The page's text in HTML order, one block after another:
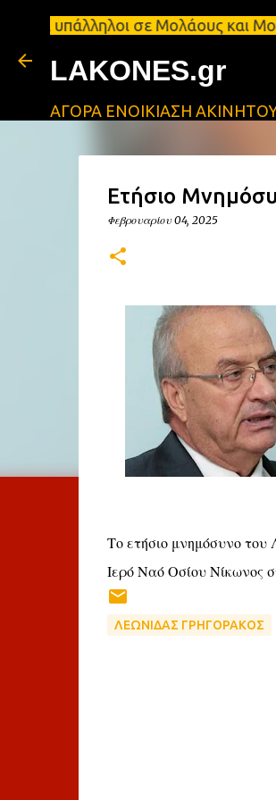
υπάλληλοι σε
LAKONES.gr
ΑΓΟΡΑ ΕΝΟΙΚΙΑΣΗ ΑΚΙΝΗΤΟΥ
Ετήσιο
Φεβρουαρίου 04, 2025
Το ετήσιο μνημόσυνο
Ιερό Ναό Οσίου Νίκωνος
ΛΕΩΝΙΔΑΣ ΓΡΗΓΟΡΑΚΟΣ